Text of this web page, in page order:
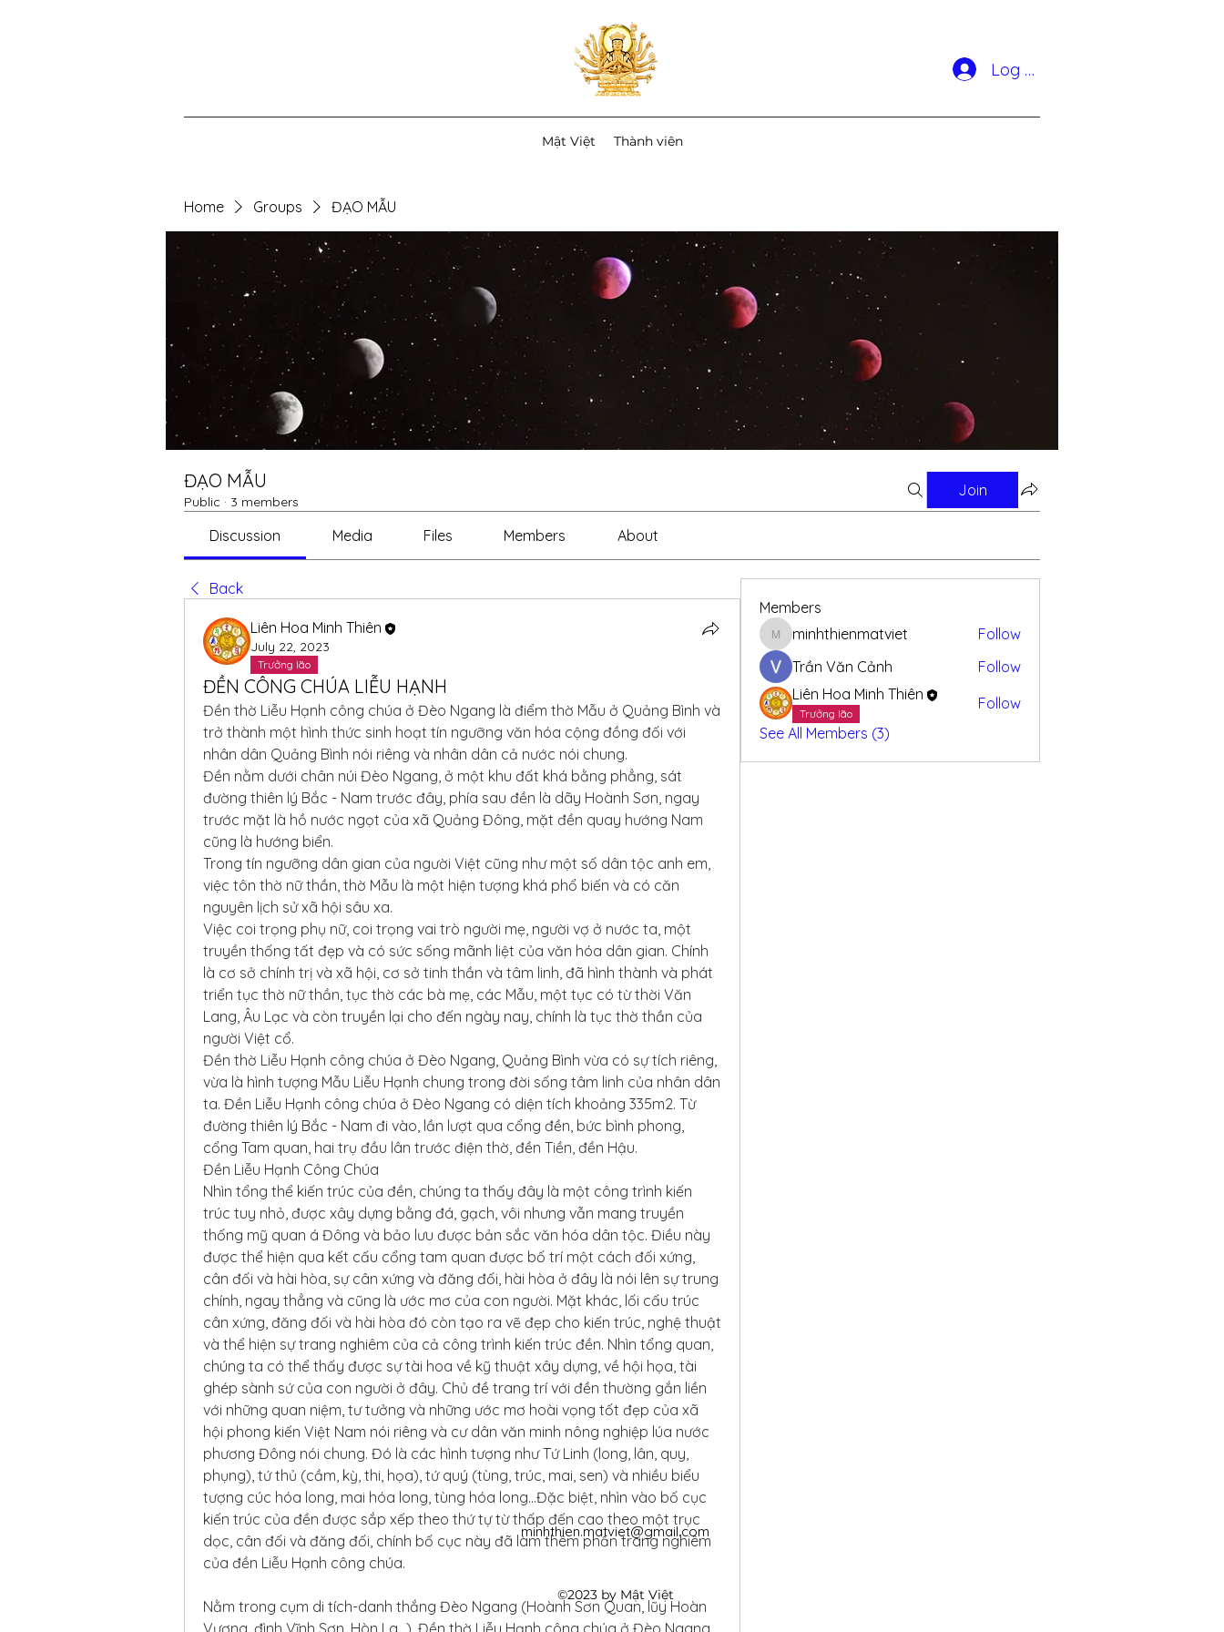
Log In
Mật Việt Thành viên
Home Groups ĐẠO MẪU
ĐẠO MẪU
Public · 3 members
Join
Discussion Media Files Members About
Back
Liên Hoa Minh Thiên
July 22, 2023
Trưởng lão
ĐỀN CÔNG CHÚA LIỄU HẠNH
Đền thờ Liễu Hạnh công chúa ở Đèo Ngang là điểm thờ Mẫu ở Quảng Bình và
trở thành một hình thức sinh hoạt tín ngưỡng văn hóa cộng đồng đối với
nhân dân Quảng Bình nói riêng và nhân dân cả nước nói chung.
Đền nằm dưới chân núi Đèo Ngang, ở một khu đất khá bằng phẳng, sát
đường thiên lý Bắc - Nam trước đây, phía sau đền là dãy Hoành Sơn, ngay
trước mặt là hồ nước ngọt của xã Quảng Đông, mặt đền quay hướng Nam
cũng là hướng biển.
Trong tín ngưỡng dân gian của người Việt cũng như một số dân tộc anh em,
việc tôn thờ nữ thần, thờ Mẫu là một hiện tượng khá phổ biến và có căn
nguyên lịch sử xã hội sâu xa.
Việc coi trọng phụ nữ, coi trọng vai trò người mẹ, người vợ ở nước ta, một
truyền thống tất đẹp và có sức sống mãnh liệt của văn hóa dân gian. Chính
là cơ sở chính trị và xã hội, cơ sở tinh thần và tâm linh, đã hình thành và phát
triển tục thờ nữ thần, tục thờ các bà mẹ, các Mẫu, một tục có từ thời Văn
Lang, Âu Lạc và còn truyền lại cho đến ngày nay, chính là tục thờ thần của
người Việt cổ.
Đền thờ Liễu Hạnh công chúa ở Đèo Ngang, Quảng Bình vừa có sự tích riêng,
vừa là hình tượng Mẫu Liễu Hạnh chung trong đời sống tâm linh của nhân dân
ta. Đền Liễu Hạnh công chúa ở Đèo Ngang có diện tích khoảng 335m2. Từ
đường thiên lý Bắc - Nam đi vào, lần lượt qua cổng đền, bức bình phong,
cổng Tam quan, hai trụ đầu lân trước điện thờ, đền Tiền, đền Hậu.
Đền Liễu Hạnh Công Chúa
Nhìn tổng thể kiến trúc của đền, chúng ta thấy đây là một công trình kiến
trúc tuy nhỏ, được xây dựng bằng đá, gạch, vôi nhưng vẫn mang truyền
thống mỹ quan á Đông và bảo lưu được bản sắc văn hóa dân tộc. Điều này
được thể hiện qua kết cấu cổng tam quan được bố trí một cách đối xứng,
cân đối và hài hòa, sự cân xứng và đăng đối, hài hòa ở đây là nói lên sự trung
chính, ngay thẳng và cũng là ước mơ của con người. Mặt khác, lối cấu trúc
cân xứng, đăng đối và hài hòa đó còn tạo ra vẽ đẹp cho kiến trúc, nghệ thuật
và thể hiện sự trang nghiêm của cả công trình kiến trúc đền. Nhìn tổng quan,
chúng ta có thể thấy được sự tài hoa về kỹ thuật xây dựng, về hội họa, tài
ghép sành sứ của con người ở đây. Chủ đề trang trí với đền thường gắn liền
với những quan niệm, tư tưởng và những ước mơ hoài vọng tốt đẹp của xã
hội phong kiến Việt Nam nói riêng và cư dân văn minh nông nghiệp lúa nước
phương Đông nói chung. Đó là các hình tượng như Tứ Linh (long, lân, quy,
phụng), tứ thủ (cầm, kỳ, thi, họa), tứ quý (tùng, trúc, mai, sen) và nhiều biểu
tượng cúc hóa long, mai hóa long, tùng hóa long...Đặc biệt, nhìn vào bố cục
kiến trúc của đền được sắp xếp theo thứ tự từ thấp đến cao theo một trục
dọc, cân đối và đăng đối, chính bố cục này đã làm thêm phần trang nghiêm
của đền Liễu Hạnh công chúa.
Nằm trong cụm di tích-danh thắng Đèo Ngang (Hoành Sơn Quan, lũy Hoàn
Vương, đình Vĩnh Sơn, Hòn La...), Đền thờ Liễu Hạnh công chúa ở Đèo Ngang
Members
minhthienmatviet
minhthienmatviet
Follow
Trần Văn Cảnh
Follow
Liên Hoa Minh Thiên
Trưởng lão
Follow
See All Members (3)
minhthien.matviet@gmail.com
©2023 by Mật Việt